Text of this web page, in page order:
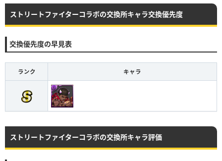
ストリートファイターコラボの交換所キャラ交換優先度
交換優先度の早見表
ランク キャラ
ストリートファイターコラボの交換所キャラ評価